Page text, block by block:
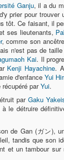
Ganju, il a du
prier pour trouver
tôt. Ce faisant, il
ses lieutenants,
, comme son
n'est pas de
Kai. Il
Kenji Hayachine.
d'enfance Yui
parYui.
parGaku
le détruire
de Gan (ガン),
tandis que son
et un tambour